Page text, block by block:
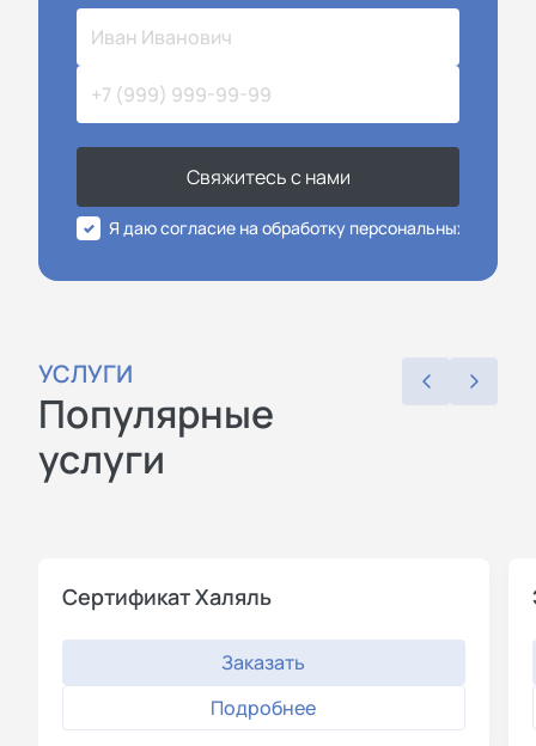
Свяжитесь с нами
Я даю согласие на обработку персональных
УСЛУГИ
Популярные
услуги
Сертификат Халяль
Заказать
Подробнее